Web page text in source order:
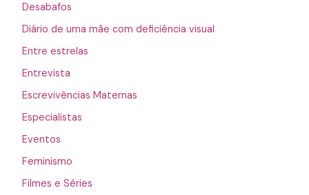
Desabafos
Diário de uma mãe com deficiência visual
Entre estrelas
Entrevista
Escrevivências Maternas
Especialistas
Eventos
Feminismo
Filmes e Séries